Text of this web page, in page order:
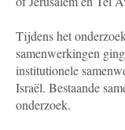
Tijdens het
samenwerkingen
institutionele
Israël. Bestaande
onderzoek.